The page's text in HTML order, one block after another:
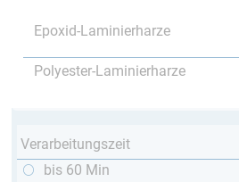
Epoxid-Laminierharze
Polyester-Laminierharze
Verarbeitungszeit
bis 60 Min